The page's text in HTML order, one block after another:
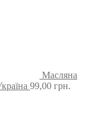
Масляна
99,00 грн.